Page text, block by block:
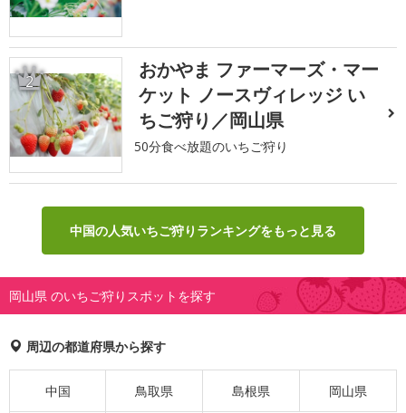
2
おかやま ファーマーズ・マー
ケット ノースヴィレッジ い
ちご狩り／岡山県
50分食べ放題のいちご狩り
中国の人気いちご狩りランキングをもっと見る
岡山県 のいちご狩りスポットを探す
周辺の都道府県から探す
中国 鳥取県 島根県 岡山県